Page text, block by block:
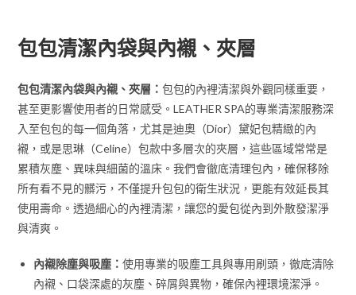
包包清潔內袋與內襯、夾層
包包清潔內袋與內襯、夾層：包包的內裡清潔與外觀同樣重要，
甚至更影響使用者的日常感受。LEATHER SPA的專業清潔服務深
入至包包的每一個角落，尤其是迪奧（Dior）黛妃包精緻的內
襯，或是思琳（Celine）包款中多層次的夾層，這些區域常常是
累積灰塵、異味與細菌的溫床。我們會徹底清理包內，確保移除
所有看不見的髒污，不僅提升包包的衛生狀況，更能有效延長其
使用壽命。透過細心的內裡清潔，讓您的愛包從內到外散發潔淨
與清爽。
內襯除塵與吸塵：使用專業的吸塵工具與專用刷頭，徹底清除
內襯、口袋深處的灰塵、碎屑與異物，確保內裡環境潔淨。